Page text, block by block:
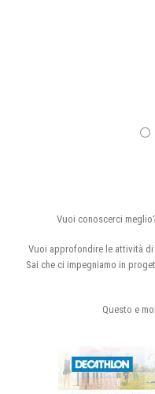
Vuoi conoscerci
Vuoi approfondire le attività
Sai che ci impegniamo in
Questo e